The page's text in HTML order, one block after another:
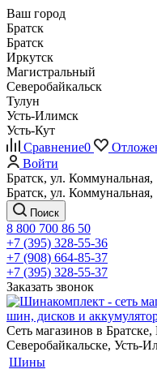
Ваш город
Братск
Братск
Иркутск
Магистральный
Северобайкальск
Тулун
Усть-Илимск
Усть-Кут
Сравнение0
Войти
Братск, ул. Коммунальная,
Братск, ул. Коммунальная,
Поиск
8 800 700 86 50
+7 (395) 328-55-36
+7 (908) 664-85-37
+7 (395) 328-55-37
Заказать звонок
Сеть магазинов в
Северобайкальске, Усть-
Шины